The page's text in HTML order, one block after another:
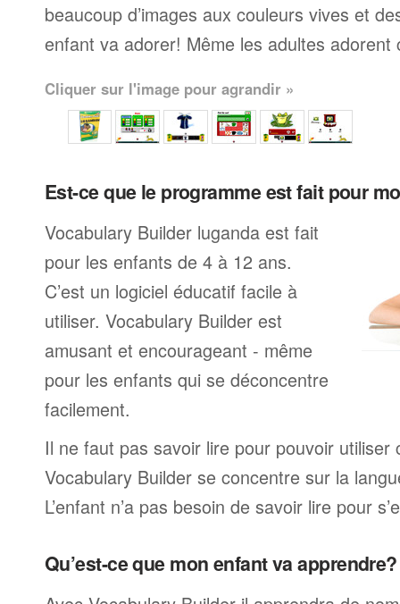
beaucoup d’images aux couleurs vives et
enfant va adorer! Même les adultes adorent
Cliquer sur l'image pour agrandir »
Est-ce que le programme est fait pour
Vocabulary Builder luganda est fait
pour les enfants de 4 à 12 ans.
C’est un logiciel éducatif facile à
utiliser. Vocabulary Builder est
amusant et encourageant - même
pour les enfants qui se déconcentre
facilement.
Il ne faut pas savoir lire pour pouvoir utiliser
Vocabulary Builder se concentre sur la
L’enfant n’a pas besoin de savoir lire pour
Qu’est-ce que mon enfant va apprendre?